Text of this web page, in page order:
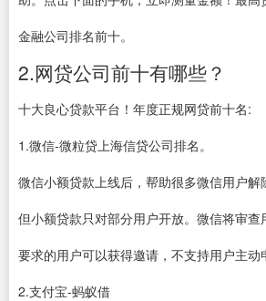
金融公司排名前十。
2.网贷公司前十有哪些？
十大良心贷款平台！年度正规网贷前十名:
1.微信-微粒贷上海信贷公司排名。
微信小额贷款上线后，帮助很多微信用户解
但小额贷款只对部分用户开放。微信将审查
要求的用户可以获得邀请，不支持用户主动
2.支付宝-蚂蚁借